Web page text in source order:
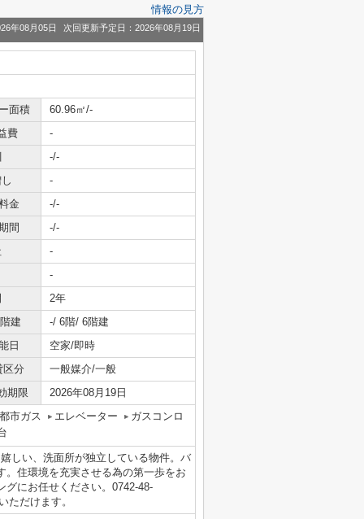
情報の見方
年08月05日 次回更新予定日：2026年08月19日
面積
60.96㎡/-
費
-
-/-
-
金
-/-
間
-/-
-
-
2年
建
-/ 6階/ 6階建
日
空家/即時
区分
一般媒介/一般
期限
2026年08月19日
都市ガス
エレベーター
ガスコンロ
しい、洗面所が独立している物件。バ
住環境を充実させる為の第一歩をお
にお任せください。0742-48-
ただけます。